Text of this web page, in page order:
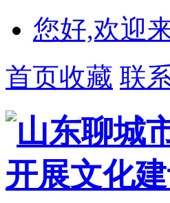
您好,欢迎
首页收藏 联